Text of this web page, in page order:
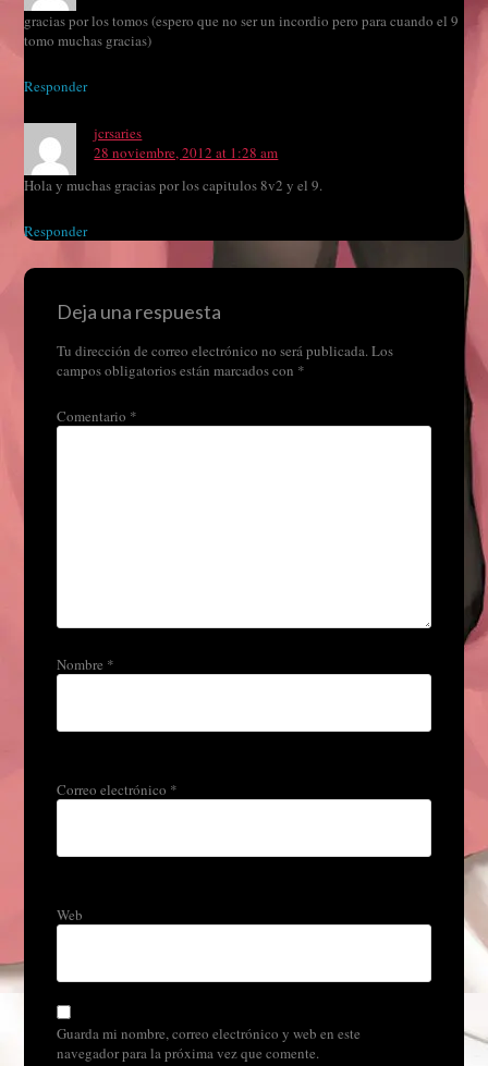
gracias por los tomos (espero que no ser un incordio pero para cuando el 9
tomo muchas gracias)
Responder
jcrsaries
28 noviembre, 2012 at 1:28 am
Hola y muchas gracias por los capitulos 8v2 y el 9.
Responder
Deja una respuesta
Tu dirección de correo electrónico no será publicada.Los
campos obligatorios están marcados con *
Comentario *
Nombre *
Correo electrónico *
Web
Guarda mi nombre, correo electrónico y web en este
navegador para la próxima vez que comente.